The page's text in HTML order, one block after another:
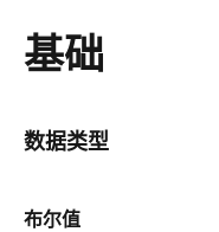
基础
数据类型
布尔值